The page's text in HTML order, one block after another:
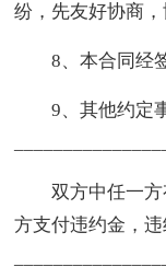
纷，先友好协商
8、本合同经签
9、其他约定事
双方中任一方
方支付违约金，